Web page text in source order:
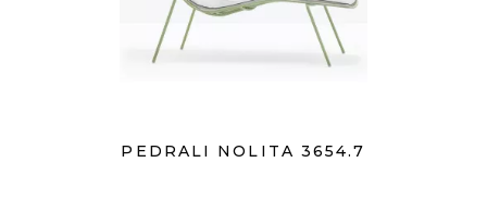
PEDRALI NOLITA 3654.7